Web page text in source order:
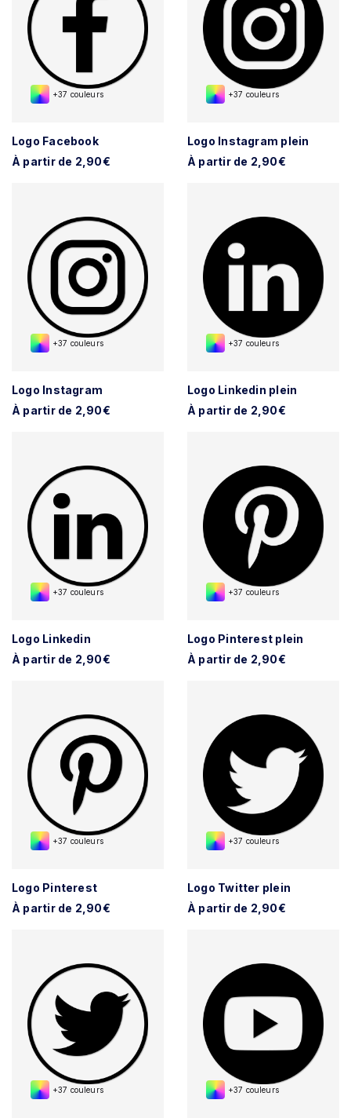
+37 couleurs
Logo Facebook
À partir de 2,90€
+37 couleurs
Logo Instagram plein
À partir de 2,90€
+37 couleurs
Logo Instagram
À partir de 2,90€
+37 couleurs
Logo Linkedin plein
À partir de 2,90€
+37 couleurs
Logo Linkedin
À partir de 2,90€
+37 couleurs
Logo Pinterest plein
À partir de 2,90€
+37 couleurs
Logo Pinterest
À partir de 2,90€
+37 couleurs
Logo Twitter plein
À partir de 2,90€
+37 couleurs +37 couleurs